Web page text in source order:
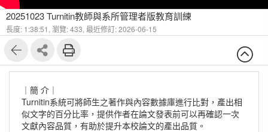
20251023 Turnitin教師與系所管理者版教育訓練
長度: 1:38:51, 瀏覽: 433, 最近修訂: 2026-06-15
｜簡 介｜
Turnitin系統可將師生之著作與內容數據庫進行比對，產出相
似文字的百分比率，提供作者在論文發表前可以再確認一次
文獻內容品質，有助於提升本校論文的產出品質。